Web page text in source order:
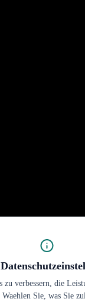
verbessern, die
Sie, was Sie